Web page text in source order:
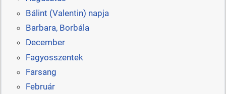
Bálint (Valentin) napja
Barbara, Borbála
December
Fagyosszentek
Farsang
Február